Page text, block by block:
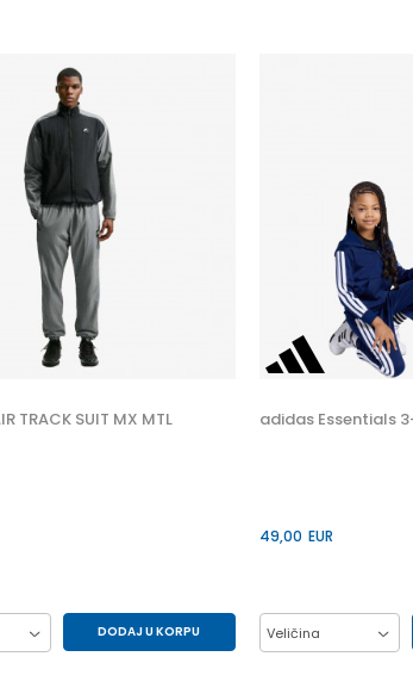
TRACK SUIT MX MTL
DODAJ U KORPU
adidas Essentials
49,00 EUR
Veličina